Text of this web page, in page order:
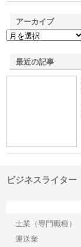
アーカイブ
最近の記事
ビジネスライター
士業（専門職種）
運送業